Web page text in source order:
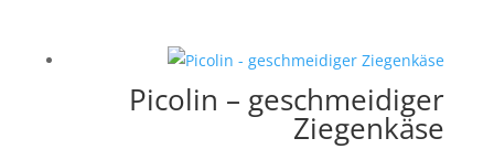
Picolin – geschmeidiger
Ziegenkäse